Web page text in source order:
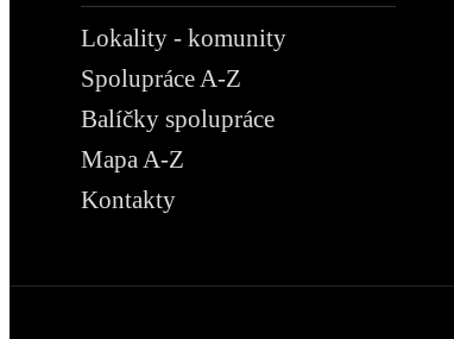
Lokality - komunity
Spolupráce A-Z
Balíčky spolupráce
Mapa A-Z
Kontakty